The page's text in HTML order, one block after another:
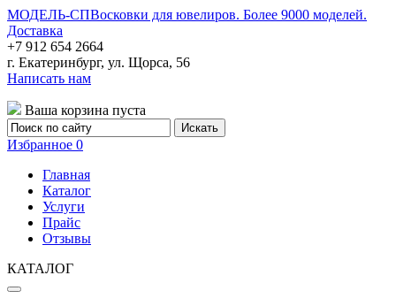
МОДЕЛЬ-СПВосковки для ювелиров. Более 9000 моделей.
Доставка
+7 912 654 2664
г. Екатеринбург, ул. Щорса, 56
Написать нам
Ваша корзина пуста
Избранное 0
Главная
Каталог
Услуги
Прайс
Отзывы
КАТАЛОГ